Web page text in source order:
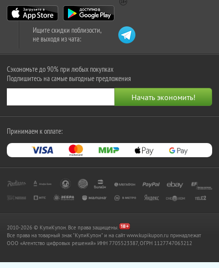
Ищите скидки поблизости,
не выходя из чата:
Сэкономьте до 90% при любых покупках
Подпишитесь на самые выгодные предложения
Принимаем к оплате:
2010-2026 © КупиКупон. Все права защищены.
Все права на товарный знак "КупиКупон" и на сайт www.kupikupon.ru принадлежат
OOO «Агентство цифровых решений» ИНН 7705523387, ОГРН 1127747063212